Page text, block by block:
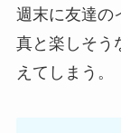
週末に友達の
真と楽しそう
えてしまう。